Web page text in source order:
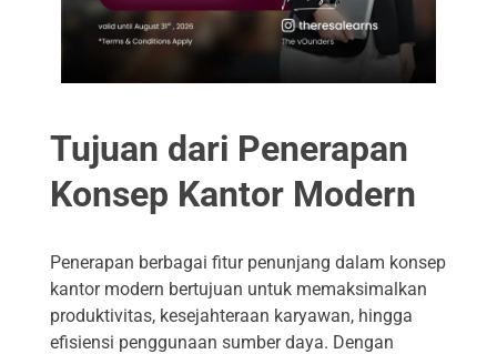
Tujuan dari Penerapan
Konsep Kantor Modern
Penerapan berbagai fitur penunjang dalam konsep
kantor modern bertujuan untuk memaksimalkan
produktivitas, kesejahteraan karyawan, hingga
efisiensi penggunaan sumber daya. Dengan